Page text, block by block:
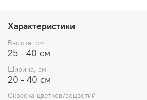
может оказаться очень полезной
бордюр между цветником и
она в массе. Сеслерии прекрасно
озеленения садов, берегов
практически со всеми
Характеристики
Высота, см
25 - 40 см
Ширина, см
20 - 40 см
Окраска цветков/соцветий